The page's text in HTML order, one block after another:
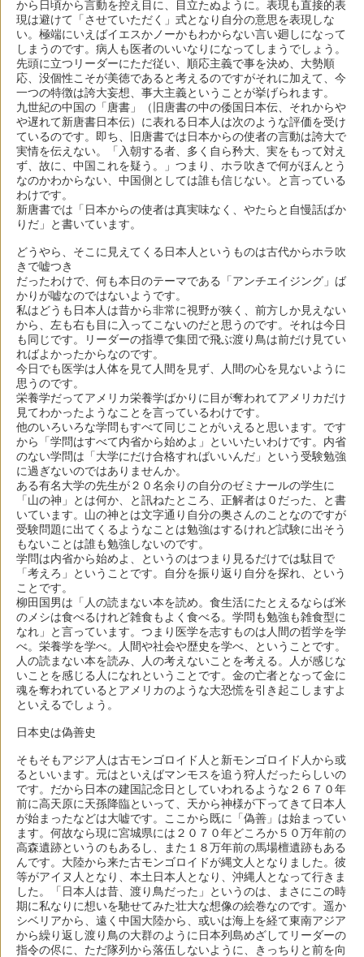
から日頃から言動を控え目に、目立たぬように。表現も直接的表
現は避けて「させていただく」式となり自分の意思を表現しな
い。極端にいえばイエスかノーかもわからない言い廻しになって
しまうのです。病人も医者のいいなりになってしまうでしょう。
先頭に立つリーダーにただ従い、順応主義で事を決め、大勢順
応、没個性こそが美徳であると考えるのですがそれに加えて、今
一つの特徴は誇大妄想、事大主義ということが挙げられます。
九世紀の中国の「唐書」（旧唐書の中の倭国日本伝、それからや
や遅れて新唐書日本伝）に表れる日本人は次のような評価を受け
ているのです。即ち、旧唐書では日本からの使者の言動は誇大で
実情を伝えない。「入朝する者、多く自ら矜大、実をもって対え
ず、故に、中国これを疑う。」つまり、ホラ吹きで何がほんとう
なのかわからない、中国側としては誰も信じない。と言っている
わけです。
新唐書では「日本からの使者は真実味なく、やたらと自慢話ばか
りだ」と書いています。
どうやら、そこに見えてくる日本人というものは古代からホラ吹
きで嘘つき
だったわけで、何も本日のテーマである「アンチエイジング」ば
かりが嘘なのではないようです。
私はどうも日本人は昔から非常に視野が狭く、前方しか見えない
から、左も右も目に入ってこないのだと思うのです。それは今日
も同じです。リーダーの指導で集団で飛ぶ渡り鳥は前だけ見てい
ればよかったからなのです。
今日でも医学は人体を見て人間を見ず、人間の心を見ないように
思うのです。
栄養学だってアメリカ栄養学ばかりに目が奪われてアメリカだけ
見てわかったようなことを言っているわけです。
他のいろいろな学問もすべて同じことがいえると思います。です
から「学問はすべて内省から始めよ」といいたいわけです。内省
のない学問は「大学にだけ合格すればいいんだ」という受験勉強
に過ぎないのではありませんか。
ある有名大学の先生が２０名余りの自分のゼミナールの学生に
「山の神」とは何か、と訊ねたところ、正解者は０だった、と書
いています。山の神とは文字通り自分の奥さんのことなのですが
受験問題に出てくるようなことは勉強はするけれど試験に出そう
もないことは誰も勉強しないのです。
学問は内省から始めよ、というのはつまり見るだけでは駄目で
「考えろ」ということです。自分を振り返り自分を探れ、という
ことです。
柳田国男は「人の読まない本を読め。食生活にたとえるならば米
のメシは食べるけれど雑食もよく食べる。学問も勉強も雑食型に
なれ」と言っています。つまり医学を志すものは人間の哲学を学
べ。栄養学を学べ。人間や社会や歴史を学べ、ということです。
人の読まない本を読み、人の考えないことを考える。人が感じな
いことを感じる人になれということです。金の亡者となって金に
魂を奪われているとアメリカのような大恐慌を引き起こしますよ
といえるでしょう。
日本史は偽善史
そもそもアジア人は古モンゴロイド人と新モンゴロイド人から或
るといいます。元はといえばマンモスを追う狩人だったらしいの
です。だから日本の建国記念日としていわれるような２６７０年
前に高天原に天孫降臨といって、天から神様が下ってきて日本人
が始まったなどは大嘘です。ここから既に「偽善」は始まってい
ます。何故なら現に宮城県には２０７０年どころか５０万年前の
高森遺跡というのもあるし、また１８万年前の馬場檀遺跡もある
んです。大陸から来た古モンゴロイドが縄文人となりました。彼
等がアイヌ人となり、本土日本人となり、沖縄人となって行きま
した。「日本人は昔、渡り鳥だった」というのは、まさにこの時
期に私なりに想いを馳せてみた壮大な想像の絵巻なのです。遥か
シベリアから、遠く中国大陸から、或いは海上を経て東南アジア
から繰り返し渡り鳥の大群のように日本列島めざしてリーダーの
指令の侭に、ただ隊列から落伍しないように、きっちりと前を向